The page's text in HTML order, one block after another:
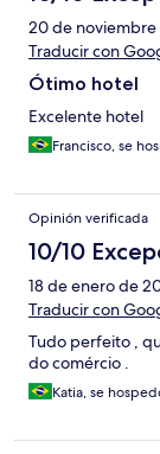
20 de
Traducir con
Ótimo hotel
Excelente hotel
Francisco, se
Opinión verificada
10/10
18 de enero de
Traducir con
Tudo perfeito ,
do comércio .
Katia, se